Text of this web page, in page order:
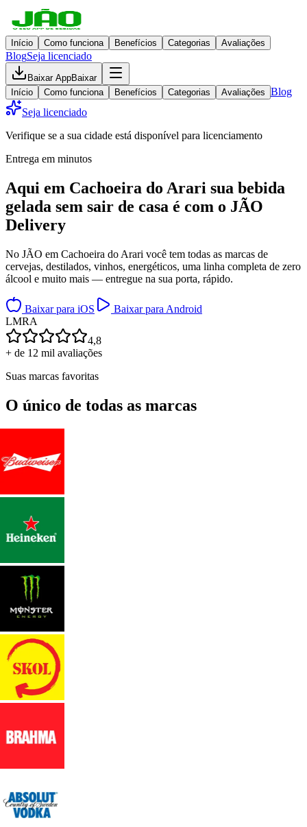
Início Como funciona Benefícios Categorias Avaliações
BlogSeja licenciado
Baixar AppBaixar
Início
Como funciona Benefícios Categorias Avaliações Blog
Seja licenciado
Verifique se a sua cidade está disponível para licenciamento
Entrega em minutos
Aqui em Cachoeira do Arari sua bebida
gelada sem sair de casa é com o JÃO
Delivery
No JÃO em Cachoeira do Arari você tem todas as marcas de
cervejas, destilados, vinhos, energéticos, uma linha completa de zero
álcool e muito mais — entregue na sua porta, rápido.
Baixar para iOS
Baixar para Android
LMRA
4,8
+ de 12 mil avaliações
Suas marcas favoritas
O único de todas as marcas